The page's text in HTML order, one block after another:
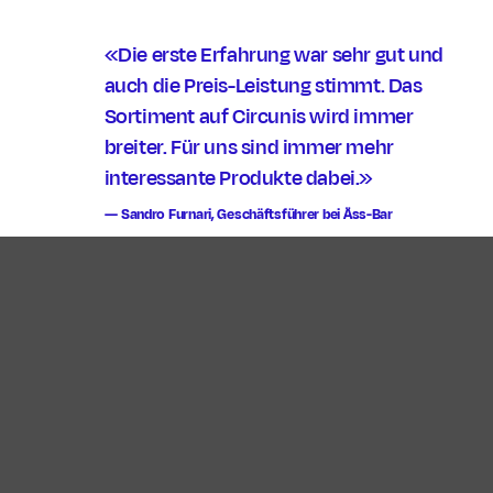
«Die erste Erfahrung war sehr gut und
auch die Preis-Leistung stimmt. Das
Sortiment auf Circunis wird immer
breiter. Für uns sind immer mehr
interessante Produkte dabei.»
Sandro Furnari, Geschäftsführer bei Äss-Bar